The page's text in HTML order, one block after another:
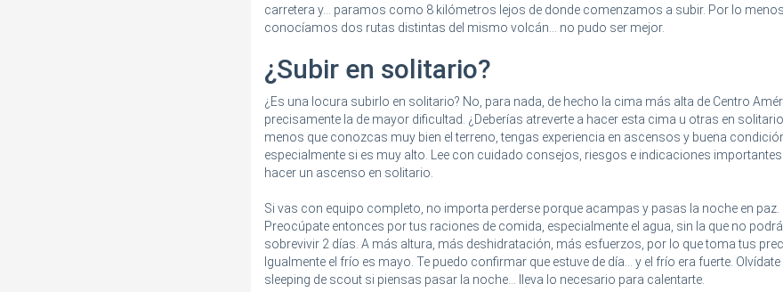
carretera y... paramos como 8 kilómetros lejos de donde comenzamos a subir. Por lo
conocíamos dos rutas distintas del mismo volcán... no pudo ser mejor.
¿Subir en solitario?
¿Es una locura subirlo en solitario? No, para nada, de hecho la cima más alta de Centro
precisamente la de mayor dificultad. ¿Deberías atreverte a hacer esta cima u otras en
menos que conozcas muy bien el terreno, tengas experiencia en ascensos y buena
especialmente si es muy alto. Lee con cuidado consejos, riesgos e indicaciones
hacer un ascenso en solitario.
Si vas con equipo completo, no importa perderse porque acampas y pasas la noche en paz.
Preocúpate entonces por tus raciones de comida, especialmente el agua, sin la que no
sobrevivir 2 días. A más altura, más deshidratación, más esfuerzos, por lo que toma tus
Igualmente el frío es mayo. Te puedo confirmar que estuve de día... y el frío era fuerte. Olvídate
sleeping de scout si piensas pasar la noche... lleva lo necesario para calentarte.